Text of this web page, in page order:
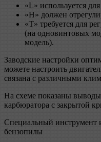
«L» используется
«H» должен
«T» требуется для
(на одновинтовых
модель).
Заводские настройки
можете настроить
связана с различными
На схеме показаны
карбюратора с закрытой
Специальный инструмент
бензопилы